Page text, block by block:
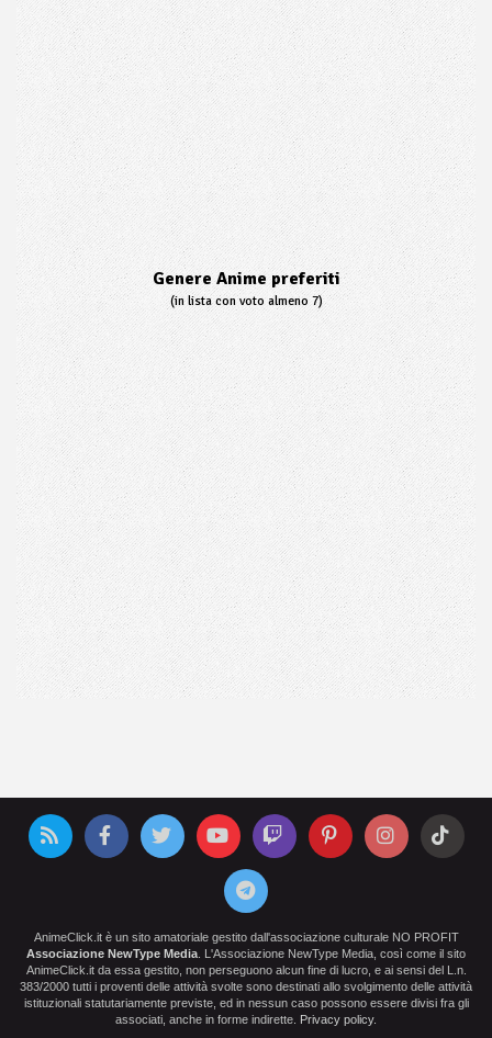
Genere Anime preferiti
(in lista con voto almeno 7)
AnimeClick.it è un sito amatoriale gestito dall'associazione culturale NO PROFIT
Associazione NewType Media . L'Associazione NewType Media, così come il sito
AnimeClick.it da essa gestito, non perseguono alcun fine di lucro, e ai sensi del L.n.
383/2000 tutti i proventi delle attività svolte sono destinati allo svolgimento delle attività
istituzionali statutariamente previste, ed in nessun caso possono essere divisi fra gli
associati, anche in forme indirette. Privacy policy.